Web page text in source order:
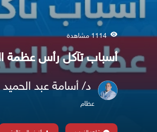
1114 مشاهدة
أسباب تآكل رأس عظمة
د/ أسامة عبد الحميد
عظام